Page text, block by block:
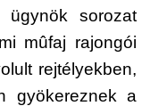
ügynök sorozat
mûfaj rajongói
rejtélyekben,
gyökereznek a